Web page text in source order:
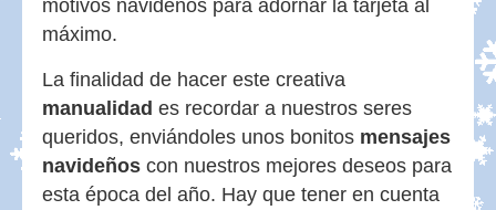
motivos navideños para adornar la tarjeta al
máximo.
La finalidad de hacer este creativa
manualidad es recordar a nuestros seres
queridos, enviándoles unos bonitos mensajes
navideños con nuestros mejores deseos para
esta época del año. Hay que tener en cuenta